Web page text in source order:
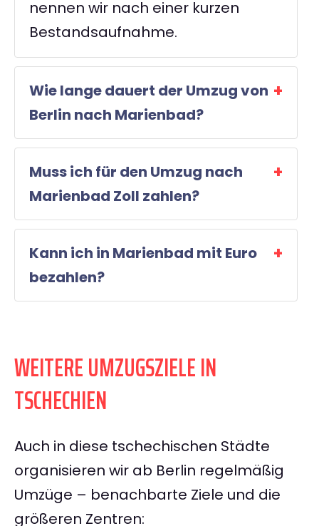
nennen wir nach einer kurzen
Bestandsaufnahme.
Wie lange dauert der Umzug von
Berlin nach Marienbad?
Muss ich für den Umzug nach
Marienbad Zoll zahlen?
Kann ich in Marienbad mit Euro
bezahlen?
WEITERE UMZUGSZIELE IN
TSCHECHIEN
Auch in diese tschechischen Städte
organisieren wir ab Berlin regelmäßig
Umzüge – benachbarte Ziele und die
größeren Zentren: